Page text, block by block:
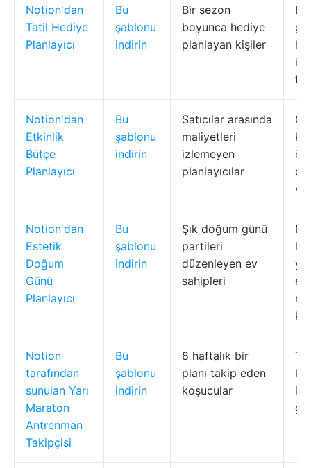
Notion'dan
Tatil Hediye
Planlayıcı
Bu
şablonu
indirin
Bir sezon
boyunca hediye
planlayan kişiler
Notion'dan
Etkinlik
Bütçe
Planlayıcı
Bu
şablonu
indirin
Satıcılar arasında
maliyetleri
izlemeyen
planlayıcılar
ve
Notion'dan
Estetik
Doğum
Günü
Planlayıcı
Bu
şablonu
indirin
Şık doğum günü
partileri
düzenleyen ev
sahipleri
Notion
tarafından
sunulan Yarı
Maraton
Antrenman
Takipçisi
Bu
şablonu
indirin
8 haftalık bir
planı takip eden
koşucular